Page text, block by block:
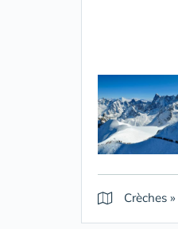
Crèches »